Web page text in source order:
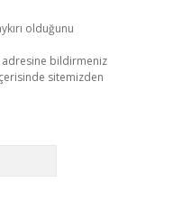
olduğunu
adresine bildirmeniz
sitemizden